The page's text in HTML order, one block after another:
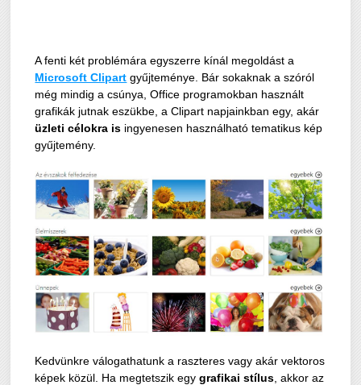
A fenti két problémára egyszerre kínál megoldást a
Microsoft Clipart gyűjteménye. Bár sokaknak a szóról
még mindig a csúnya, Office programokban használt
grafikák jutnak eszükbe, a Clipart napjainkban egy, akár
üzleti célokra is ingyenesen használható tematikus kép
gyűjtemény.
Kedvünkre válogathatunk a raszteres vagy akár vektoros
képek közül. Ha megtetszik egygrafikai stílus , akkor az